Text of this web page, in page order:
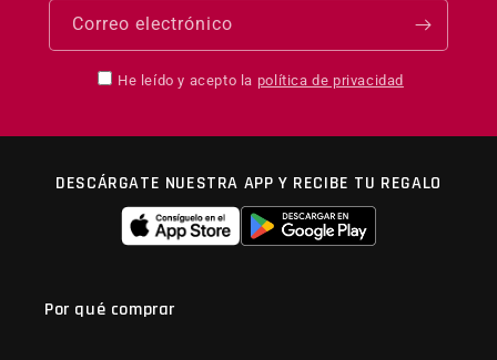
Correo electrónico
He leído y acepto la política de privacidad
DESCÁRGATE NUESTRA APP Y RECIBE TU REGALO
Por qué comprar